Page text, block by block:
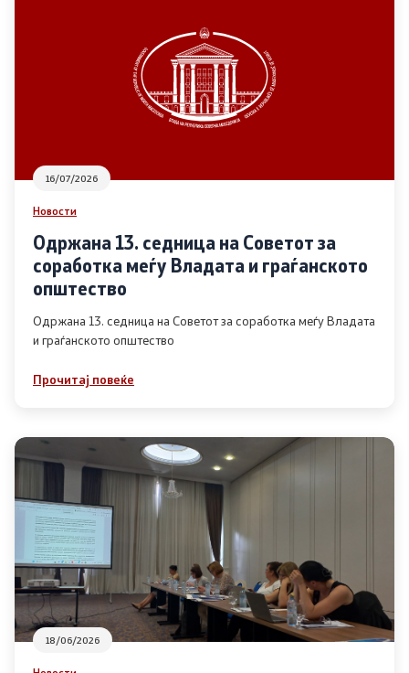
Извештаи
Список на ОЈИ
Контакт
Контакт
Линкови
Изјава за пристапност
Со еден клик до сите услуги
16/07/2026
Новости
Одржана 13. седница на Советот за
соработка меѓу Владата и граѓанското
општество
Одржана 13. седница на Советот за соработка меѓу Владата
и граѓанското општество
Прочитај повеќе
18/06/2026